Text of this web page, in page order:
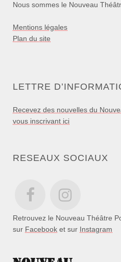
Nous sommes le Nouveau
Mentions légales
Plan du site
LETTRE
Recevez des nouvelles du
vous inscrivant ici
RESEAUX SOCIAUX
Retrouvez le Nouveau Théâtre
sur Facebook et sur Instagram